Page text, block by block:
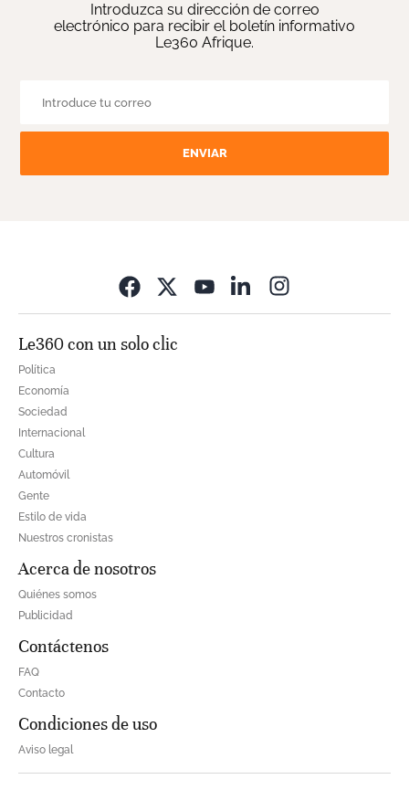
Introduzca su dirección de correo
electrónico para recibir el boletín informativo
Le360 Afrique.
ENVIAR
Le360 con un solo clic
Política
Economía
Sociedad
Internacional
Cultura
Automóvil
Gente
Estilo de vida
Nuestros cronistas
Acerca de nosotros
Quiénes somos
Publicidad
Contáctenos
FAQ
Contacto
Condiciones de uso
Aviso legal